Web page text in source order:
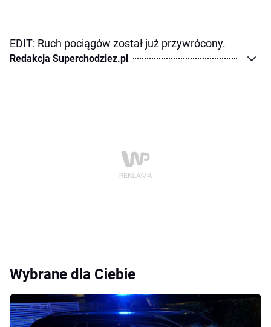
EDIT: Ruch pociągów został już przywrócony.
Redakcja Superchodziez.pl
Wybrane dla Ciebie